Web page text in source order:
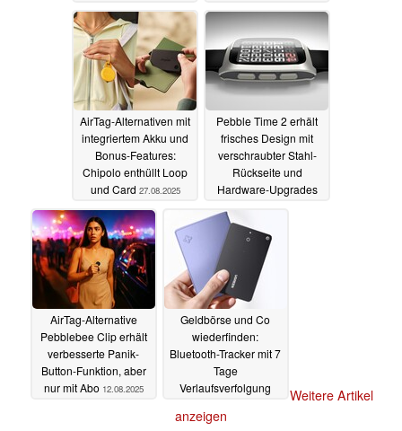
15.09.2025
AirTag-Alternativen mit
integriertem Akku und
Bonus-Features:
Chipolo enthüllt Loop
und Card 27.08.2025
Pebble Time 2 erhält
frisches Design mit
verschraubter Stahl-
Rückseite und
Hardware-Upgrades
AirTag-Alternative
Pebblebee Clip erhält
verbesserte Panik-
Button-Funktion, aber
nur mit Abo 12.08.2025
Geldbörse und Co
wiederfinden:
Bluetooth-Tracker mit 7
Tage
Verlaufsverfolgung
07.08.2025
Weitere Artikel
anzeigen